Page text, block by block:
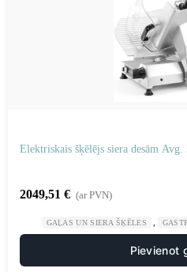
Elektriskais šķēlējs siera desām
2049,51 € (ar PVN)
GAĻAS UN SIERA ŠĶĒLES
Pievienot